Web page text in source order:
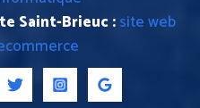
Saint-Brieuc :site web